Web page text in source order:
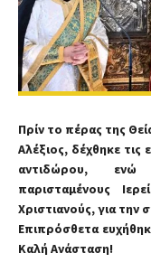
Πρίν το πέρας της
Αλέξιος, δέχθηκε
αντιδώρου, ενώ
παρισταμένους
Χριστιανούς, για την
Επιπρόσθετα
Καλή Ανάσταση!